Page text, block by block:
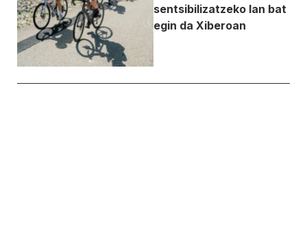
sentsibilizatzeko lan bat
egin da Xiberoan